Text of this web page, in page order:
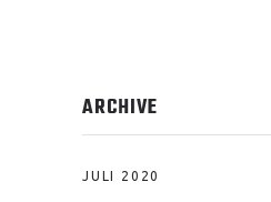
ARCHIVE
JULI 2020